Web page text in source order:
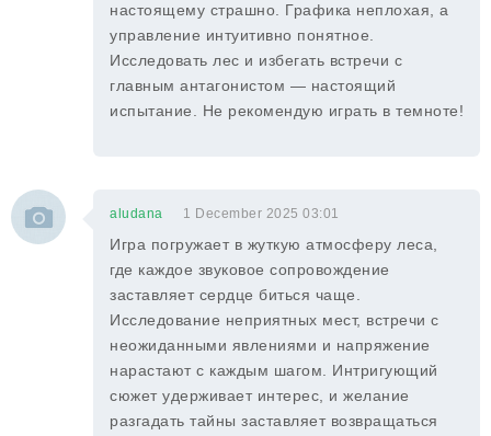
настоящему страшно. Графика неплохая, а
управление интуитивно понятное.
Исследовать лес и избегать встречи с
главным антагонистом — настоящий
испытание. Не рекомендую играть в темноте!
aludana 1 December 2025 03:01
Игра погружает в жуткую атмосферу леса,
где каждое звуковое сопровождение
заставляет сердце биться чаще.
Исследование неприятных мест, встречи с
неожиданными явлениями и напряжение
нарастают с каждым шагом. Интригующий
сюжет удерживает интерес, и желание
разгадать тайны заставляет возвращаться